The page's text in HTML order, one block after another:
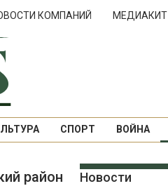
КОМПАНИЙ МЕДИАКИТ
СПОРТ ВОЙНА
район Новости